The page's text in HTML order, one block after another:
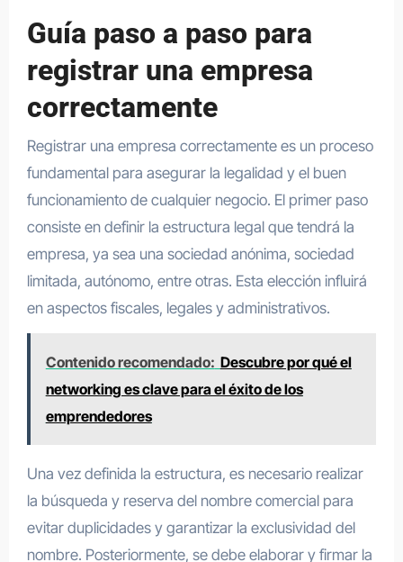
Guía paso a paso para
registrar una empresa
correctamente
Registrar una empresa correctamente es un proceso
fundamental para asegurar la legalidad y el buen
funcionamiento de cualquier negocio. El primer paso
consiste en definir la estructura legal que tendrá la
empresa, ya sea una sociedad anónima, sociedad
limitada, autónomo, entre otras. Esta elección influirá
en aspectos fiscales, legales y administrativos.
Contenido recomendado: Descubre por qué el
networking es clave para el éxito de los
emprendedores
Una vez definida la estructura, es necesario realizar
la búsqueda y reserva del nombre comercial para
evitar duplicidades y garantizar la exclusividad del
nombre. Posteriormente, se debe elaborar y firmar la